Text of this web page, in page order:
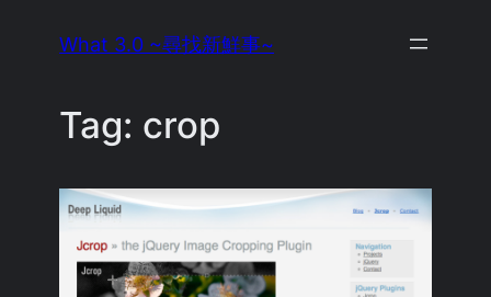
What 3.0 ~尋找新鮮事~
Tag: crop